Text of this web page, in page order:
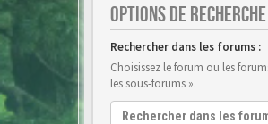
OPTIONS DE RECHERCHE
Rechercher dans les forums :
Choisissez le forum ou les
les sous-forums ».
Rechercher dans les